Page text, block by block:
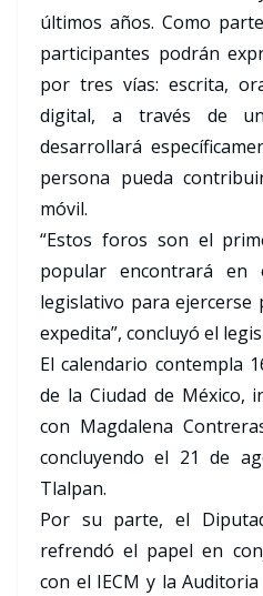
últimos años. Como
participantes podrán
por tres vías: escrita,
digital, a través de
desarrollará
persona pueda
móvil.
“Estos foros son el
popular encontrará en
legislativo para ejercerse
expedita”, concluyó el
El calendario contempla
de la Ciudad de México,
con Magdalena
concluyendo el 21 de
Tlalpan.
Por su parte, el
refrendó el papel en
con el IECM y la